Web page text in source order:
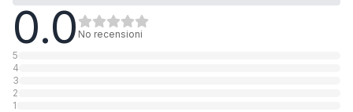
5.6 Stahl verzinkt
1 Categoria
0.0 No recensioni
5
4
3
2
1